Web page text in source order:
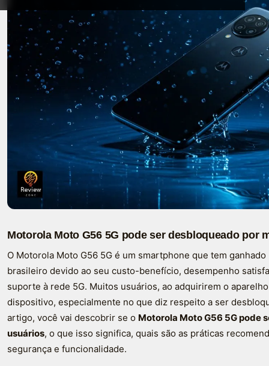
Motorola Moto G56 5G pode ser desbloqueado por
O Motorola Moto G56 5G é um smartphone que tem
brasileiro devido ao seu custo-benefício, desempenho
suporte à rede 5G. Muitos usuários, ao adquirirem o
dispositivo, especialmente no que diz respeito a ser
artigo, você vai descobrir se o Motorola Moto G56 5G pode
usuários, o que isso significa, quais são as práticas
segurança e funcionalidade.